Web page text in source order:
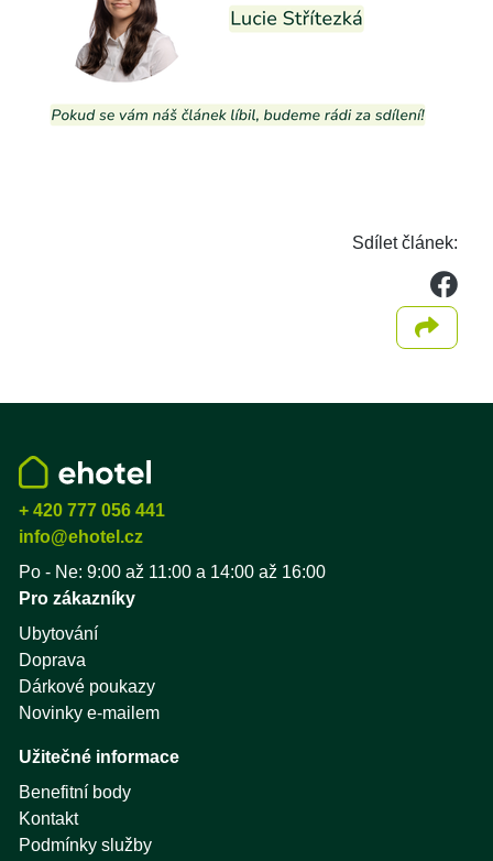
Sdílet článek:
+ 420 777 056 441
info@ehotel.cz
Po - Ne: 9:00 až 11:00 a 14:00 až 16:00
Pro zákazníky
Ubytování
Doprava
Dárkové poukazy
Novinky e-mailem
Užitečné informace
Benefitní body
Kontakt
Podmínky služby